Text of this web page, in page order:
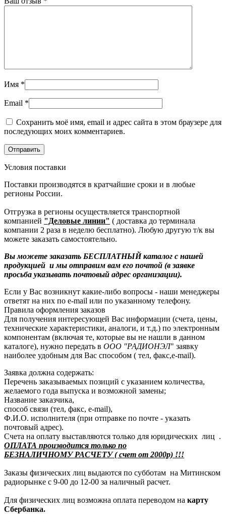
Имя *
Email *
Сохранить моё имя, email и адрес сайта в этом браузере для
последующих моих комментариев.
Условия поставки
Поставки производятся в кратчайшие сроки и в любые
регионы России.
Отгрузка в регионы осуществляется транспортной
компанией "Деловые линии" ( доставка до терминала
компании 2 раза в неделю бесплатно). Любую другую т/к вы
можете заказать самостоятельно.
Вы можете заказать БЕСПЛАТНЫЙ каталог с нашей
продукцией и мы отправим вам его почтой (в заявке
просьба указывать почтовый адрес организации).
Если у Вас возникнут какие-либо вопросы - наши менеджеры
ответят на них по e-mail или по указанному телефону.
Правила оформления заказов
Для получения интересующей Вас информации (счета, цены,
технические характеристики, аналоги, и т.д.) по электронным
компонентам (включая те, которые вы не нашли в данном
каталоге), нужно передать в ООО "РАДИОНЭЛ" заявку
наиболее удобным для Вас способом ( тел, факс,e-mail).
Заявка должна содержать:
Перечень заказываемых позиций с указанием количества,
желаемого года выпуска и возможной замены;
Название заказчика,
способ связи (тел, факс, e-mail),
Ф.И.О. исполнителя (при отправке по почте - указать
почтовый адрес).
Счета на оплату выставляются только для юридических лиц .
ОПЛАТА производится только по
БЕЗНАЛИЧНОМУ РАСЧЕТУ ( счет от 2000р) !!!
Заказы физических лиц выдаются по субботам на Митинском
радиорынке с 9-00 до 12-00 за наличный расчет.
Для физических лиц возможна оплата переводом на карту
Сбербанка.